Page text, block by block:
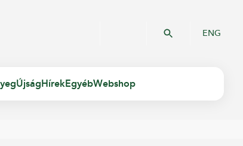
ENG
Újság HírekEgyébWebshop